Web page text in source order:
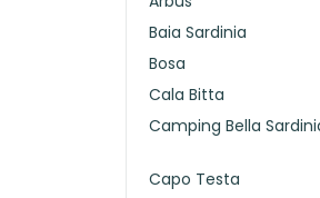
Baia Sardinia
Bosa
Cala Bitta
Camping Bella
Capo Testa